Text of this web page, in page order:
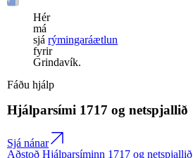
Hér
má
sjárýmingaráætlun
fyrir
Grindavík.
Fáðu hjálp
Hjálparsími 1717 og netspjallið
Sjá nánar
Aðstoð Hjálparsíminn 1717 og netspjallið